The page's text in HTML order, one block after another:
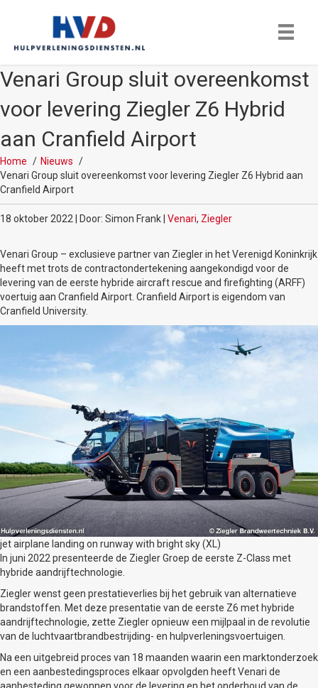
Venari Group sluit overeenkomst
voor levering Ziegler Z6 Hybrid
aan Cranfield Airport
Home
Nieuws
Venari Group sluit overeenkomst voor levering Ziegler Z6 Hybrid aan
Cranfield Airport
18 oktober 2022 | Door: Simon Frank | Venari, Ziegler
Venari Group – exclusieve partner van Ziegler in het Verenigd Koninkrijk
heeft met trots de contractondertekening aangekondigd voor de
levering van de eerste hybride aircraft rescue and firefighting (ARFF)
voertuig aan Cranfield Airport. Cranfield Airport is eigendom van
Cranfield University.
jet airplane landing on runway with bright sky (XL)
In juni 2022 presenteerde de Ziegler Groep de eerste Z-Class met
hybride aandrijftechnologie.
Ziegler wenst geen prestatieverlies bij het gebruik van alternatieve
brandstoffen. Met deze presentatie van de eerste Z6 met hybride
aandrijftechnologie, zette Ziegler opnieuw een mijlpaal in de revolutie
van de luchtvaartbrandbestrijding- en hulpverleningsvoertuigen.
Na een uitgebreid proces van 18 maanden waarin een marktonderzoek
en een aanbestedingsproces elkaar opvolgden heeft Venari de
aanbesteding gewonnen voor de levering en het onderhoud van de